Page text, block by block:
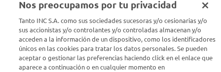
Estamos para ayudarte
¿Tenés una consulta? Comunicate con nosotros acá
Nos preocupamos por tu privacidad
Tanto INC S.A. como sus sociedades sucesoras y/o cesionarias y/o
sus accionistas y/o controlantes y/o controladas almacenan y/o
acceden a la información de un dispositivo, como los identificadores
únicos en las cookies para tratar los datos personales. Se pueden
aceptar o gestionar las preferencias haciendo click en el enlace que
aparece a continuación o en cualquier momento en